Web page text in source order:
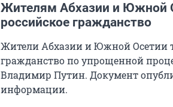
Жителям Абхазии и Южной
российское гражданство
Жители Абхазии и Южной Осетии
гражданство по упрощенной
Владимир Путин. Документ
информации.